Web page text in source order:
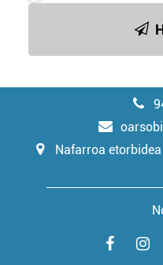
Nafarroa